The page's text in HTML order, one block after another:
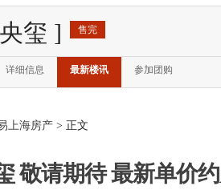
玺 ] 售完
详细信息 最新楼讯 参加团购
上海房产 > 正文
敬请期待 最新单价约